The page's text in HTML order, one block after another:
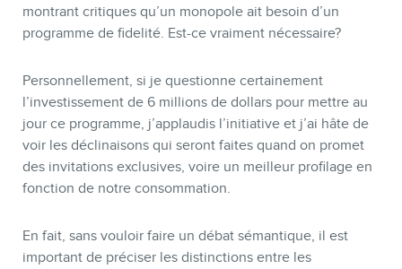
MEMBRES
montrant critiques qu’un monopole ait besoin d’un
programme de fidelité. Est-ce vraiment nécessaire?
Personnellement, si je questionne certainement
l’investissement de 6 millions de dollars pour mettre au
jour ce programme, j’applaudis l’initiative et j’ai hâte de
voir les déclinaisons qui seront faites quand on promet
des invitations exclusives, voire un meilleur profilage en
fonction de notre consommation.
En fait, sans vouloir faire un débat sémantique, il est
important de préciser les distinctions entre les